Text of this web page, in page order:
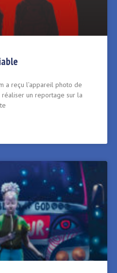
a reçu l’appareil photo de
réaliser un reportage sur la